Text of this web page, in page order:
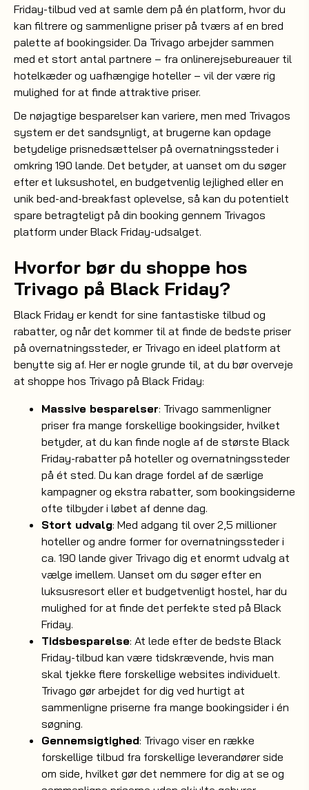
Friday-tilbud ved at samle dem på én platform, hvor du
kan filtrere og sammenligne priser på tværs af en bred
palette af bookingsider. Da Trivago arbejder sammen
med et stort antal partnere – fra onlinerejsebureauer til
hotelkæder og uafhængige hoteller – vil der være rig
mulighed for at finde attraktive priser.
De nøjagtige besparelser kan variere, men med Trivagos
system er det sandsynligt, at brugerne kan opdage
betydelige prisnedsættelser på overnatningssteder i
omkring 190 lande. Det betyder, at uanset om du søger
efter et luksushotel, en budgetvenlig lejlighed eller en
unik bed-and-breakfast oplevelse, så kan du potentielt
spare betragteligt på din booking gennem Trivagos
platform under Black Friday-udsalget.
Hvorfor bør du shoppe hos
Trivago på Black Friday?
Black Friday er kendt for sine fantastiske tilbud og
rabatter, og når det kommer til at finde de bedste priser
på overnatningssteder, er Trivago en ideel platform at
benytte sig af. Her er nogle grunde til, at du bør overveje
at shoppe hos Trivago på Black Friday:
Massive besparelser: Trivago sammenligner
priser fra mange forskellige bookingsider, hvilket
betyder, at du kan finde nogle af de største Black
Friday-rabatter på hoteller og overnatningssteder
på ét sted. Du kan drage fordel af de særlige
kampagner og ekstra rabatter, som bookingsiderne
ofte tilbyder i løbet af denne dag.
Stort udvalg: Med adgang til over 2,5 millioner
hoteller og andre former for overnatningssteder i
ca. 190 lande giver Trivago dig et enormt udvalg at
vælge imellem. Uanset om du søger efter en
luksusresort eller et budgetvenligt hostel, har du
mulighed for at finde det perfekte sted på Black
Friday.
Tidsbesparelse: At lede efter de bedste Black
Friday-tilbud kan være tidskrævende, hvis man
skal tjekke flere forskellige websites individuelt.
Trivago gør arbejdet for dig ved hurtigt at
sammenligne priserne fra mange bookingsider i én
søgning.
Gennemsigtighed: Trivago viser en række
forskellige tilbud fra forskellige leverandører side
om side, hvilket gør det nemmere for dig at se og